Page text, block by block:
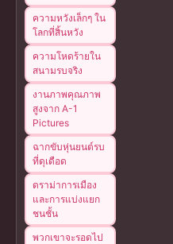
ความหวังเล็กๆ ใน
โลกที่สิ้นหวัง
ความโหดร้ายใน
สนามรบจริง
งานภาพคุณภาพ
สูงจาก A-1
Pictures
ฉากขับหุ่นยนต์รบ
ที่ดุเดือด
ดราม่าการเมือง
และการแบ่งแยก
ชนชั้น
พวกเขาจะรอดไป